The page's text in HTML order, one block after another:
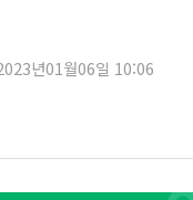
년01월06일 10:06